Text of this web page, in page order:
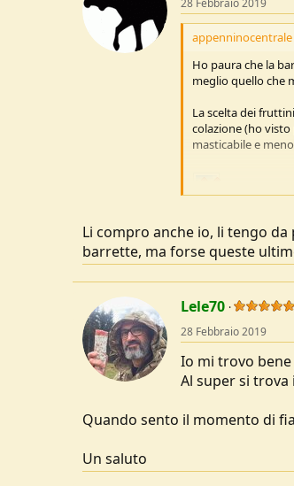
r
e
D
n
i
28 Febbraio 2019
Ho paura che la
meglio quello che
La scelta dei
colazione (ho
masticabile e
Li compro anche io, li tengo
barrette, ma forse queste
Lele70
28 Febbraio 2019
Io mi trovo
Al super si trova
Quando sento il momento di
Un saluto